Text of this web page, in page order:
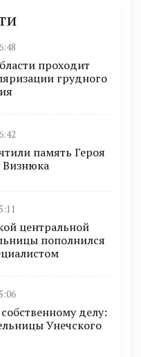
проходит
грудного
память Героя
Визнюка
центральной
пополнился
делу:
Унечского